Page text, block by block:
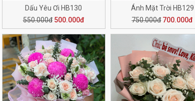
Dấu Yêu Ơi HB130
550.000đ 500.000đ
Ánh Mặt Trời HB129
750.000đ 700.000đ